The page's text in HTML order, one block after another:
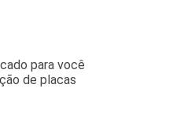
para você
de placas